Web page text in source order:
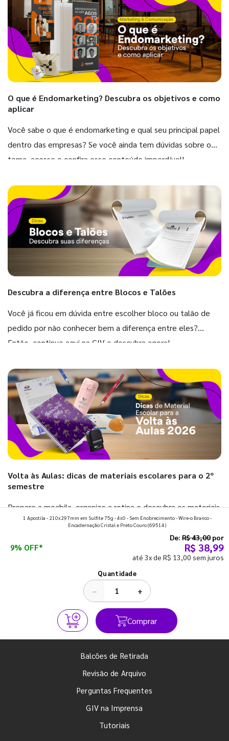
O que é Endomarketing? Descubra os objetivos e como
aplicar
Você sabe o que é endomarketing e qual seu principal papel
dentro das empresas? Se você ainda tem dúvidas sobre o
tema, acesse e confira esse conteúdo imperdível!
Descubra a diferença entre Blocos e Talões
Você já ficou em dúvida entre escolher bloco ou talão de
pedido por não conhecer bem a diferença entre eles?
Então, continue aqui na GIV e descubra agora!
Volta às Aulas: dicas de materiais escolares para o 2º
semestre
Prepare a mochila, organize a rotina e descubra os materiais
que fazem toda diferença para começar o segundo
1 Apostila - 210x297mm em Sulfite 75g - 4x0 - Sem Enobrecimento - Wire-o Branco -
Encadernação Cristal e Preto Couro(69514)
9% OFF*
De: R$ 43,00 por
R$ 38,99
até 3x de R$ 13,00 sem juros
Quantidade
− +
Comprar
Balcões de Retirada
Revisão de Arquivo
Perguntas Frequentes
GIV na Imprensa
Tutoriais